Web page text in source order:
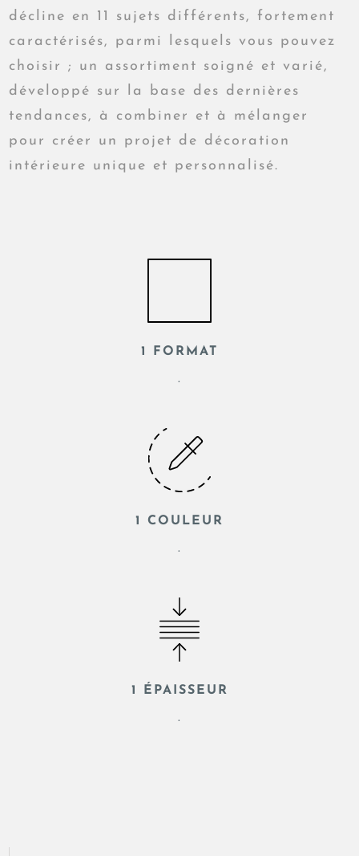
décline en 11 sujets différents, fortement
caractérisés, parmi lesquels vous pouvez
choisir ; un assortiment soigné et varié,
développé sur la base des dernières
tendances, à combiner et à mélanger
pour créer un projet de décoration
intérieure unique et personnalisé.
1 FORMAT
.
1 COULEUR
.
1 ÉPAISSEUR
.